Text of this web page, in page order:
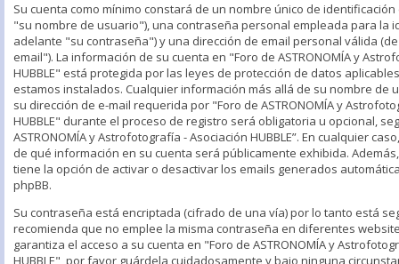
Su cuenta como mínimo constará de un nombre único de
"su nombre de usuario"), una contraseña personal empleada para la
adelante "su contraseña") y una dirección de email personal válida
email"). La información de su cuenta en "Foro de ASTRONOMÍA y
HUBBLE" está protegida por las leyes de protección de datos
estamos instalados. Cualquier información más allá de su nombre de
su dirección de e-mail requerida por "Foro de ASTRONOMÍA y
HUBBLE" durante el proceso de registro será obligatoria u opcional,
ASTRONOMÍA y Astrofotografía - Asociación HUBBLE”. En cualquier
de qué información en su cuenta será públicamente exhibida.
tiene la opción de activar o desactivar los emails generados
phpBB.
Su contraseña está encriptada (cifrado de una vía) por lo tanto está
recomienda que no emplee la misma contraseña en diferentes
garantiza el acceso a su cuenta en "Foro de ASTRONOMÍA y
HUBBLE", por favor guárdela cuidadosamente y bajo ninguna